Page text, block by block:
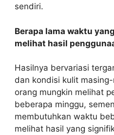
sendiri.
Berapa lama waktu
melihat hasil
Hasilnya bervariasi
dan kondisi kulit
orang mungkin melihat
beberapa minggu,
membutuhkan waktu
melihat hasil yang